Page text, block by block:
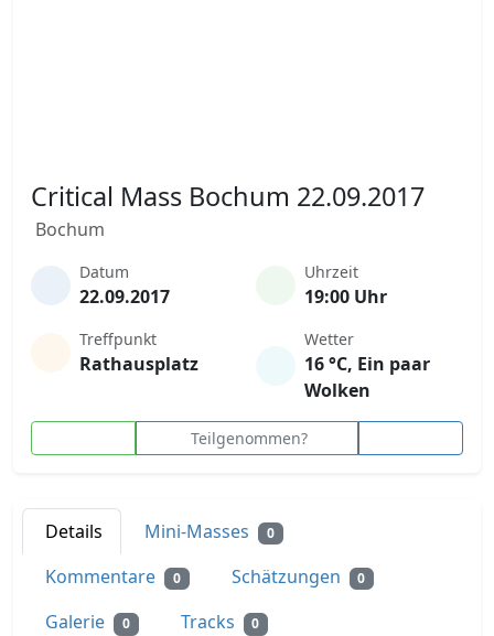
Critical Mass Bochum 22.09.2017
Bochum
Datum
22.09.2017
Uhrzeit
19:00 Uhr
Treffpunkt
Rathausplatz
Wetter
16 °C, Ein paar
Wolken
Teilgenommen?
Details Mini-Masses 0
Kommentare 0 Schätzungen 0
Galerie 0 Tracks 0